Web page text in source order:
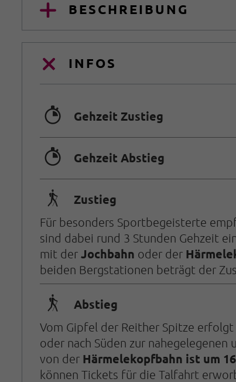
BESCHREIBUNG
INFOS
🐲 Gehzeit Zustieg
🐲 Gehzeit Abstieg
🛬 Zustieg
Für besonders Sportbegeisterte
sind dabei rund 3 Stunden Gehzeit
mit der Jochbahn oder der
beiden Bergstationen beträgt der
🛬 Abstieg
Vom Gipfel der Reither Spitze
oder nach Süden zur
von der Härmelekopfbahn ist um
können Tickets für die Talfahrt